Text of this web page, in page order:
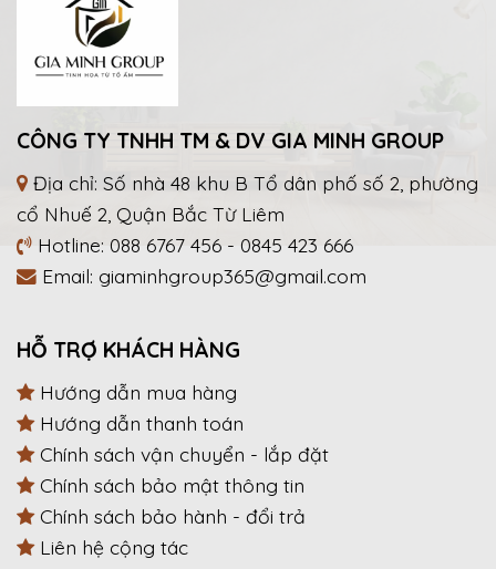
CÔNG TY TNHH TM & DV GIA MINH GROUP
Địa chỉ: Số nhà 48 khu B Tổ dân phố số 2, phường
cổ Nhuế 2, Quận Bắc Từ Liêm
Hotline: 088 6767 456 - 0845 423 666
Email: giaminhgroup365@gmail.com
HỖ TRỢ KHÁCH HÀNG
Hướng dẫn mua hàng
Hướng dẫn thanh toán
Chính sách vận chuyển - lắp đặt
Chính sách bảo mật thông tin
Chính sách bảo hành - đổi trả
Liên hệ cộng tác